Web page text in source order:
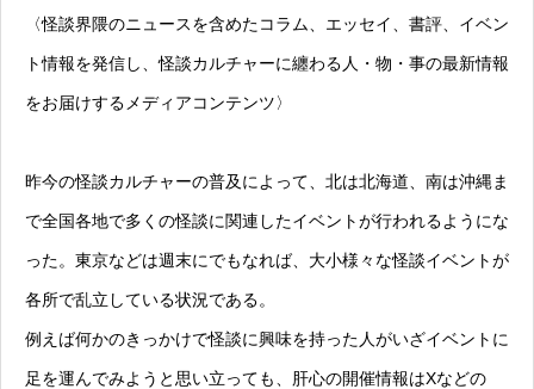
〈怪談界隈のニュースを含めたコラム、エッセイ、書評、イベン
ト情報を発信し、怪談カルチャーに纏わる人・物・事の最新情報
をお届けするメディアコンテンツ〉
昨今の怪談カルチャーの普及によって、北は北海道、南は沖縄ま
で全国各地で多くの怪談に関連したイベントが行われるようにな
った。東京などは週末にでもなれば、大小様々な怪談イベントが
各所で乱立している状況である。
例えば何かのきっかけで怪談に興味を持った人がいざイベントに
足を運んでみようと思い立っても、肝心の開催情報はXなどの